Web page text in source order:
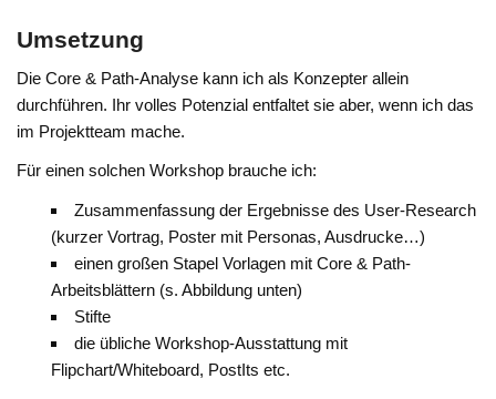
Umsetzung
Die Core & Path-Analyse kann ich als Konzepter allein
durchführen. Ihr volles Potenzial entfaltet sie aber, wenn ich das
im Projektteam mache.
Für einen solchen Workshop brauche ich:
Zusammenfassung der Ergebnisse des User-Research
(kurzer Vortrag, Poster mit Personas, Ausdrucke…)
einen großen Stapel Vorlagen mit Core & Path-
Arbeitsblättern (s. Abbildung unten)
Stifte
die übliche Workshop-Ausstattung mit
Flipchart/Whiteboard, PostIts etc.